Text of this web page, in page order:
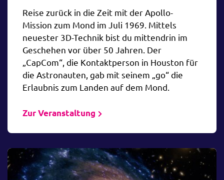
Reise zurück in die Zeit mit der Apollo-
Mission zum Mond im Juli 1969. Mittels
neuester 3D-Technik bist du mittendrin im
Geschehen vor über 50 Jahren. Der
„CapCom“, die Kontaktperson in Houston für
die Astronauten, gab mit seinem „go“ die
Erlaubnis zum Landen auf dem Mond.
Zur Veranstaltung